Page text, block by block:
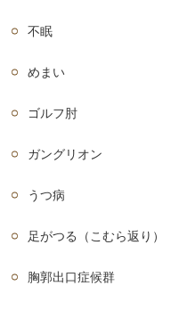
不眠
めまい
ゴルフ肘
ガングリオン
うつ病
足がつる（こむら返り）
胸郭出口症候群